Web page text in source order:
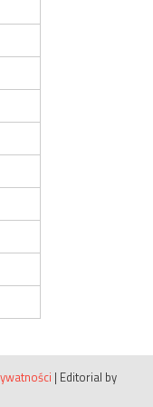
| Editorial by